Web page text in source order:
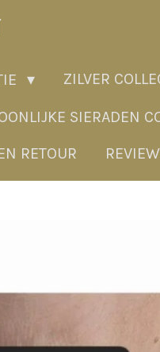
ZILVER
SIERADEN
RETOUR